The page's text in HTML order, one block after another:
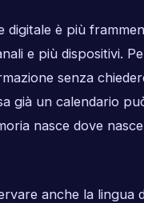
digitale è più
e più dispositivi.
senza
già un calendario
nasce dove
anche la lingua